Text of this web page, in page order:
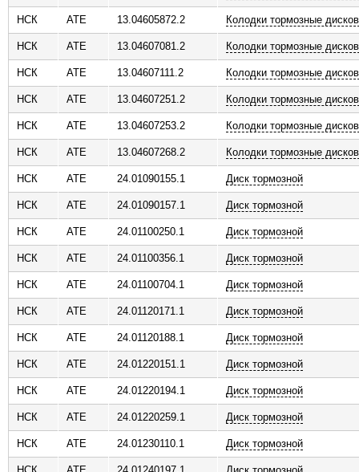
НСК ATE 13.04605872.2 Колодки тормозные
НСК ATE 13.04607081.2 Колодки тормозные
НСК ATE 13.04607111.2 Колодки тормозные
НСК ATE 13.04607251.2 Колодки тормозные
НСК ATE 13.04607253.2 Колодки тормозные
НСК ATE 13.04607268.2 Колодки тормозные
НСК ATE 24.01090155.1 Диск тормозной
НСК ATE 24.01090157.1 Диск тормозной
НСК ATE 24.01100250.1 Диск тормозной
НСК ATE 24.01100356.1 Диск тормозной
НСК ATE 24.01100704.1 Диск тормозной
НСК ATE 24.01120171.1 Диск тормозной
НСК ATE 24.01120188.1 Диск тормозной
НСК ATE 24.01220151.1 Диск тормозной
НСК ATE 24.01220194.1 Диск тормозной
НСК ATE 24.01220259.1 Диск тормозной
НСК ATE 24.01230110.1 Диск тормозной
НСК ATE 24.01240197.1 Диск тормозной